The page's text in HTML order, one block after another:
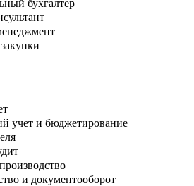
бухгалтер
учет и бюджетирование
и документооборот